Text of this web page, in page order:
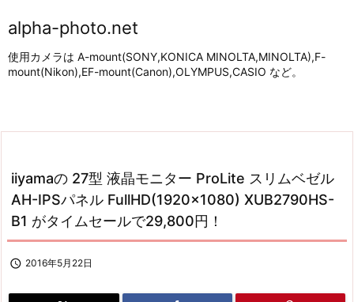
alpha-photo.net
使用カメラは A-mount(SONY,KONICA MINOLTA,MINOLTA),F-
mount(Nikon),EF-mount(Canon),OLYMPUS,CASIO など。
iiyamaの 27型 液晶モニター ProLite スリムベゼル
AH-IPSパネル FullHD(1920×1080) XUB2790HS-
B1 がタイムセールで29,800円！
 2016年5月22日